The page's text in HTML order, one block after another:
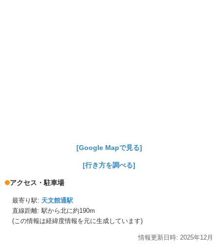
[Google Mapで見る]
[行き方を調べる]
アクセス・駐車場
最寄り駅: 天文館通駅
直線距離: 駅から北に約190m
(この情報は経緯度情報を元に生成しています)
情報更新日時: 2025年12月